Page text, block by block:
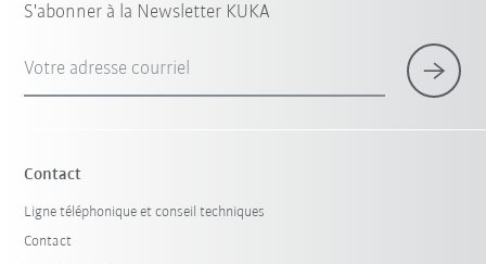
S'abonner à la Newsletter KUKA
Votre adresse courriel
Contact
Ligne téléphonique et conseil techniques
Contact